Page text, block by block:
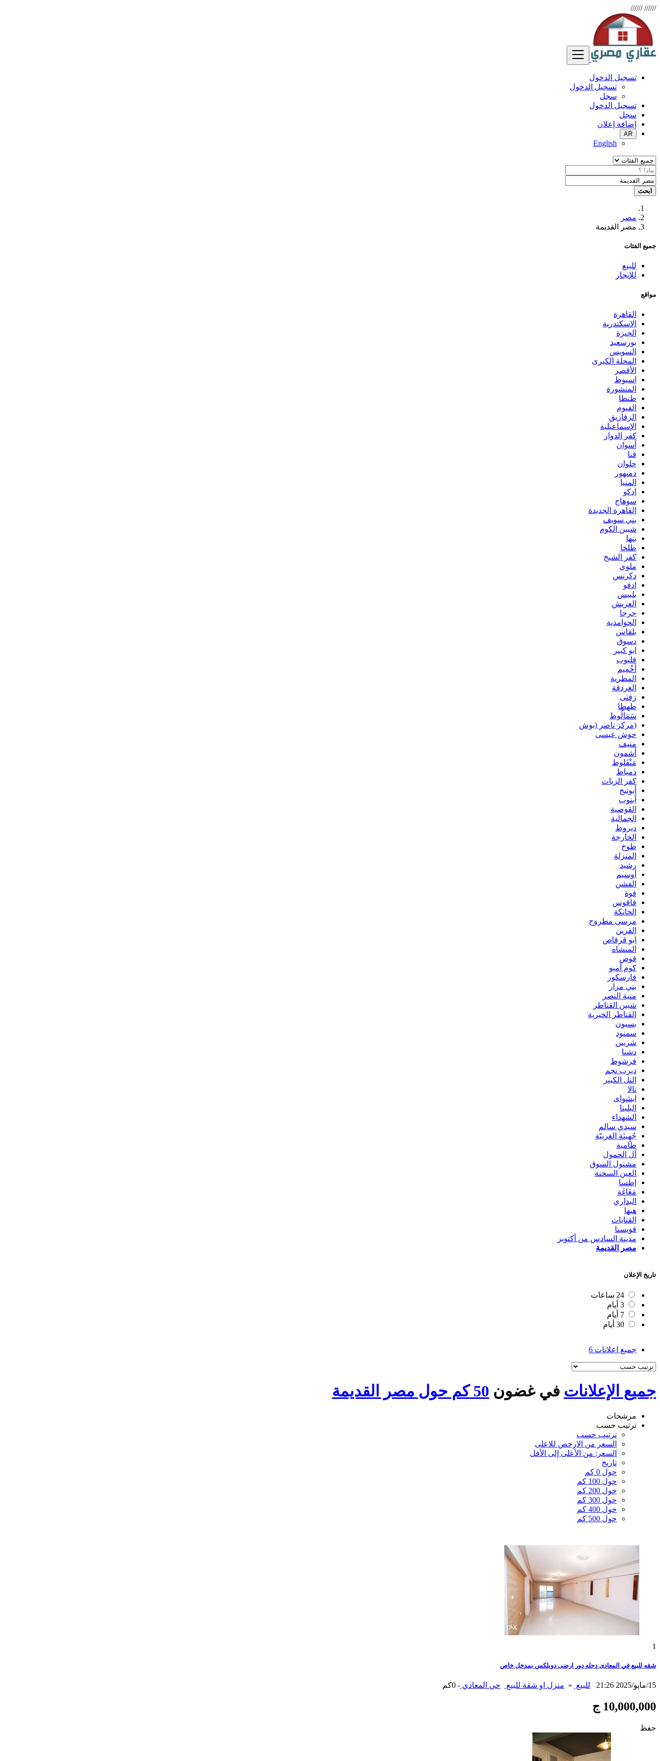
//////
//////
تسجيل الدخول
تسجيل الدخول
سجل
تسجيل الدخول
سجل
إضافة إعلان
AR
English
ابحث
مصر
مصر القديمة
جميع الفئات
للبيع
للإيجار
مواقع
القاهرة
الإسكندرية
الجيزة
بورسعيد
السويس
المحلة الكبرى
الأقصر
اسيوط
المنشورة
طنطا
الفيوم
الزقازيق
الإسماعيلية
كفر الدوار
أسوان
قنا
حلوان
دمنهور
المنيا
إدكو
سوهاج
القاهرة الجديدة
بني سويف
شبين الكوم
بنها
طلخا
كفر الشيخ
ملوي
دكرنس
ادفو
بلبيس
العريش
جرجا
الحوامدية
بلقاس
دسوق
ابو كبير
قليوب
أخْمِيم
المطرية
الغردقة
زفتى
طهطا
سَمَالُوط
(مركز ناصر (بوش
حوش عيسى
منيف
أشمون
مَنْفَلوط
دمياط
كفر الزيات
أبوتيج
أبنوب
القوصية
الجمالية
ديروط
الخارجة
طوخ
المنزلة
رشيد
أوسيم
الفشن
فوة
فاقوس
الخانكة
مرسى مطروح
القرين
ابو قرقاص
المنشاه
قوص
كوم أمبو
فارسكور
بني مزار
منية النصر
شبين القناطر
القناطر الخيرية
بسيون
سمنود
شربين
دشنا
فرشوط
ديرب نجم
التل الكبير
تالا
ابشواى
البلينا
الشهداء
سيدي سالم
جُهِينَة الغربيّة
طامية
آل الحمول
مشتول السوق
العين السخنة
إطسا
مَغَاغَة
البداري
هيها
القنايات
قويسنا
مدينة السادس من أكتوبر
مصر القديمة
تاريخ الإعلان
24 ساعات
3 أيام
7 أيام
30 أيام
جميع اعلانات 6
جميع الإعلانات في غضون 50 كم حول مصر القديمة
مرشحات
ترتيب حسب
ترتيب حسب
السعر من الارخص للاعلى
السعر: من الأعلى إلى الأقل
تاريخ
حول 0 كم
حول 100 كم
حول 200 كم
حول 300 كم
حول 400 كم
حول 500 كم
1
شقه للبيع في المعادى دجله دور ارضى دوبلكس بمدخل خاص
15/مايو/2025 21:26 للبيع » منزل او شقة للبيع حي المعادي - 0كم
10,000,000 ج
حفظ